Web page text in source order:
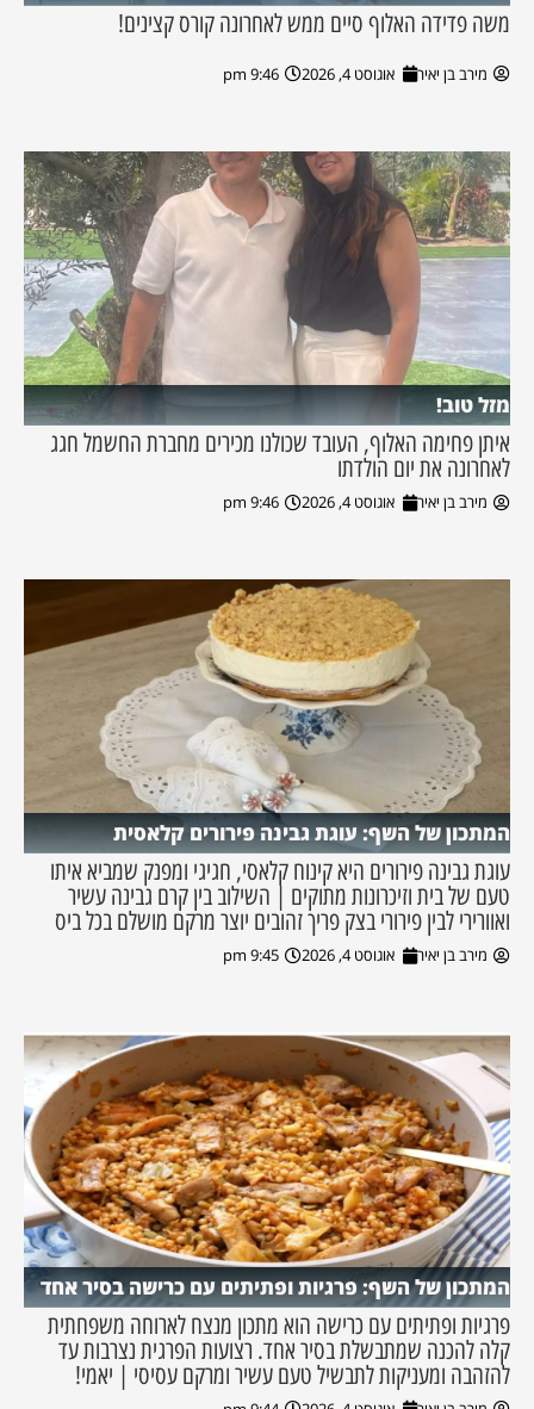
משה פדידה האלוף סיים ממש לאחרונה קורס קצינים!
מירב בן יאיר אוגוסט 4, 2026 9:46 pm
מזל טוב!
איתן פחימה האלוף, העובד שכולנו מכירים מחברת החשמל חגג
לאחרונה את יום הולדתו
מירב בן יאיר אוגוסט 4, 2026 9:46 pm
המתכון של השף: עוגת גבינה פירורים קלאסית
עוגת גבינה פירורים היא קינוח קלאסי, חגיגי ומפנק שמביא איתו
טעם של בית וזיכרונות מתוקים | השילוב בין קרם גבינה עשיר
ואוורירי לבין פירורי בצק פריך זהובים יוצר מרקם מושלם בכל ביס
מירב בן יאיר אוגוסט 4, 2026 9:45 pm
המתכון של השף: פרגיות ופתיתים עם כרישה בסיר אחד
פרגיות ופתיתים עם כרישה הוא מתכון מנצח לארוחה משפחתית
קלה להכנה שמתבשלת בסיר אחד. רצועות הפרגית נצרבות עד
להזהבה ומעניקות לתבשיל טעם עשיר ומרקם עסיסי | יאמי!